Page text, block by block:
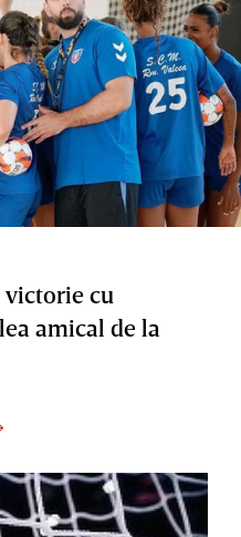
victorie cu
amical de la